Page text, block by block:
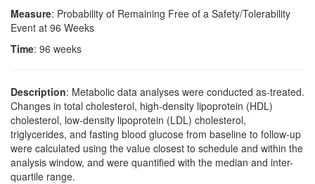
Measure: Probability of Remaining Free of a Safety/Tolerability
Event at 96 Weeks
Time: 96 weeks
Description: Metabolic data analyses were conducted as-treated.
Changes in total cholesterol, high-density lipoprotein (HDL)
cholesterol, low-density lipoprotein (LDL) cholesterol,
triglycerides, and fasting blood glucose from baseline to follow-up
were calculated using the value closest to schedule and within the
analysis window, and were quantified with the median and inter-
quartile range.